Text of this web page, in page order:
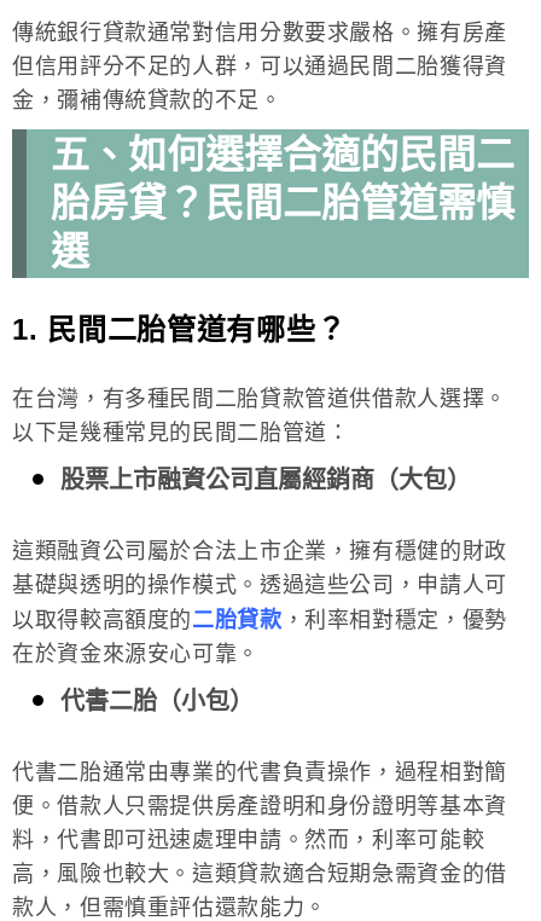
傳統銀行貸款通常對信用分數要求嚴格。擁有房產
但信用評分不足的人群，可以通過民間二胎獲得資
金，彌補傳統貸款的不足。
五、如何選擇合適的民間二
胎房貸？民間二胎管道需慎
選
1. 民間二胎管道有哪些？
在台灣，有多種民間二胎貸款管道供借款人選擇。
以下是幾種常見的民間二胎管道：
股票上市融資公司直屬經銷商（大包）
這類融資公司屬於合法上市企業，擁有穩健的財政
基礎與透明的操作模式。透過這些公司，申請人可
以取得較高額度的二胎貸款 ，利率相對穩定，優勢
在於資金來源安心可靠。
代書二胎（小包）
代書二胎通常由專業的代書負責操作，過程相對簡
便。借款人只需提供房產證明和身份證明等基本資
料，代書即可迅速處理申請。然而，利率可能較
高，風險也較大。這類貸款適合短期急需資金的借
款人，但需慎重評估還款能力。